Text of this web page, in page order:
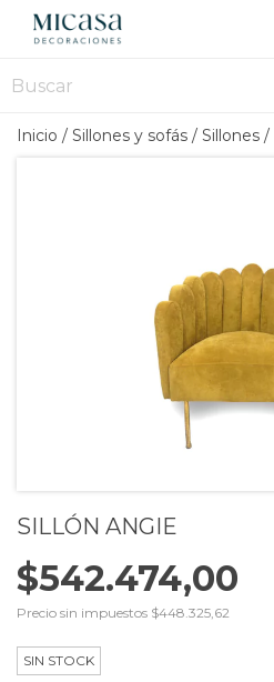
Inicio / Sillones y sofás / Sillones /
SILLÓN ANGIE
$542.474,00
Precio sin impuestos $448.325,62
SIN STOCK